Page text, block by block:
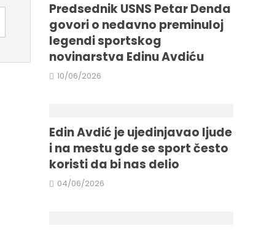
Predsednik USNS Petar Denda
govori o nedavno preminuloj
legendi sportskog
novinarstva Edinu Avdiću
10/06/2026
Edin Avdić je ujedinjavao ljude
i na mestu gde se sport često
koristi da bi nas delio
04/06/2026